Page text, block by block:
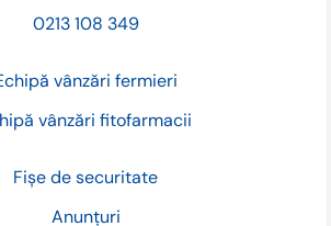
Fișe de securitate
Anunțuri
0213 108 349
vânzări fermieri
vânzări fitofarmacii